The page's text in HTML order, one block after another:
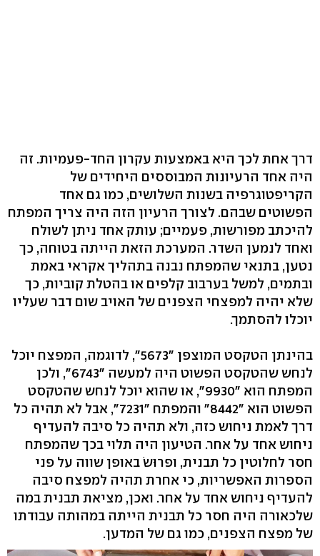
דרך אחת לכך היא באמצעות עקרון החד-פעמיות. זה
היה אחד הרעיונות המבוססים היחידים של
הקריפטוגרפיה בשנות השלושים, כמו גם אחד
הפשוטים שבהם. לצורך הרעיון הזה היה צריך המפתח
להיכתב מפורשות, פעמיים; עותק אחד ניתן לשולח
ואחד לנמען השדר. המערכת הזאת הייתה בטוחה, כך
נטען, בתנאי שהמפתח נבנה בתהליך אקראי באמת
ובתמים, למשל בערבוב קלפים או בהטלת קוביות, כך
שלא יהיה למפצחי הצפנים של האויב שום דבר שעליו
יוכלו להסתמך.
בהינתן הטקסט המוצפן "5673", לדוגמה, המפצח יוכל
לנחש שהטקסט הפשוט היה למעשה "6743", ולכן
המפתח הוא "9930", או שהוא יוכל לנחש שהטקסט
הפשוט הוא "8442" והמפתח "7231", אבל לא תהיה כל
דרך לאמת ניחוש כזה, ולא תהיה כל סיבה להעדיף
ניחוש אחד על אחר. הטיעון היה תלוי בכך שהמפתח
חסר לחלוטין כל תבנית, ופרוּשׂ באופן שווה על פני
הספרות האפשריות, כי אחרת תהיה למפצח סיבה
להעדיף ניחוש אחד על אחר. ואכן, מציאת תבנית במה
שלכאורה היה חסר כל תבנית הייתה במהותה עבודתו
של מפצח הצפנים, כמו גם של המדען.